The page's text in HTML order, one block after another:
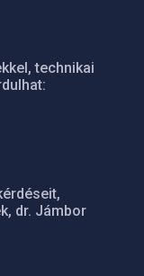
technikai
dr. Jámbor